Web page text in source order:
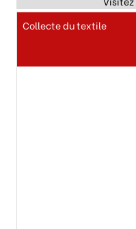
Collecte du textile